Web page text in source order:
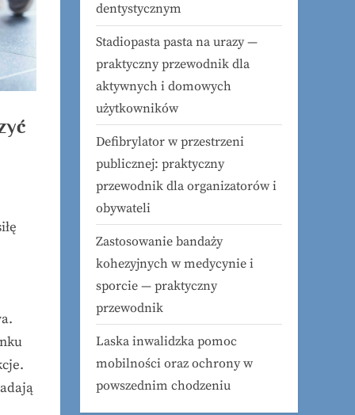
dentystycznym
Stadiopasta pasta na urazy —
praktyczny przewodnik dla
aktywnych i domowych
użytkowników
Defibrylator w przestrzeni
publicznej: praktyczny
przewodnik dla organizatorów i
obywateli
Zastosowanie bandaży
kohezyjnych w medycynie i
sporcie — praktyczny
przewodnik
Laska inwalidzka pomoc
mobilności oraz ochrony w
powszednim chodzeniu